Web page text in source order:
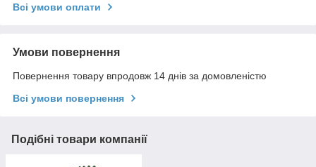
Всі умови оплати
Умови повернення
Повернення товару впродовж 14 днів за домовленістю
Всі умови повернення
Подібні товари компанії